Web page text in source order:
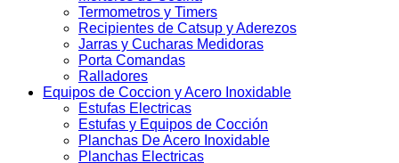
Termometros y Timers
Recipientes de Catsup y Aderezos
Jarras y Cucharas Medidoras
Porta Comandas
Ralladores
Equipos de Coccion y Acero Inoxidable
Estufas Electricas
Estufas y Equipos de Cocción
Planchas De Acero Inoxidable
Planchas Electricas